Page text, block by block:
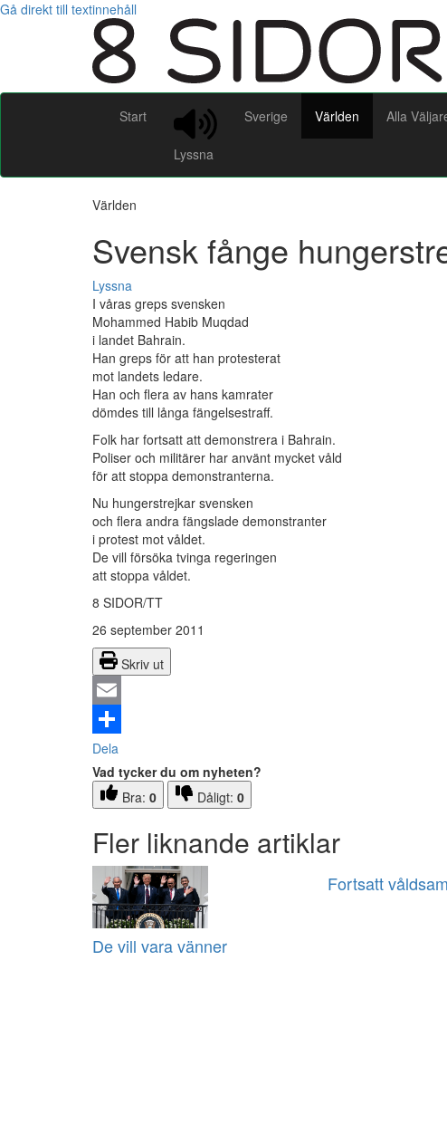
Gå direkt till textinnehåll
Start
Lyssna
Sverige Världen Alla
Världen
Svensk fånge
Lyssna
I våras greps svensken
Mohammed Habib Muqdad
i landet Bahrain.
Han greps för att han protesterat
mot landets ledare.
Han och flera av hans kamrater
dömdes till långa fängelsestraff.
Folk har fortsatt att demonstrera i Bahrain.
Poliser och militärer har använt mycket våld
för att stoppa demonstranterna.
Nu hungerstrejkar svensken
och flera andra fängslade demonstranter
i protest mot våldet.
De vill försöka tvinga regeringen
att stoppa våldet.
8 SIDOR/TT
26 september 2011
Skriv ut
Email
Dela
Vad tycker du om nyheten?
Bra: 0 Dåligt: 0
Fler liknande artiklar
De vill vara vänner
Fortsatt